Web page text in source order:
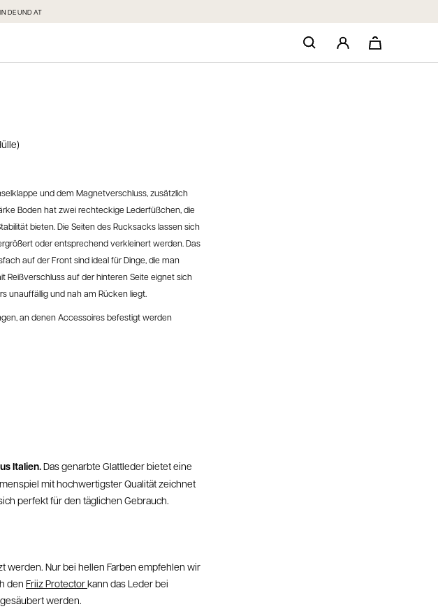
DE UND AT
und dem Magnetverschluss, zusätzlich
Bodenhatzwei rechteckige Lederfüßchen, die
bieten.DieSeiten des Rucksacks lassen sich
oder entsprechend verkleinert werden.Das
auf der Frontsind ideal für Dinge, die man
Reißverschluss auf der hinterenSeiteeignet sich
unauffällig und nah am Rückenliegt.
an denen Accessoires befestigt werden
Italien.Das genarbte Glattleder bietet eine
mit hochwertigster Qualität zeichnet
perfekt für den täglichen Gebrauch.
werden. Nur bei hellen Farben empfehlen wir
den Friiz Protectorkann das Leder bei
werden.